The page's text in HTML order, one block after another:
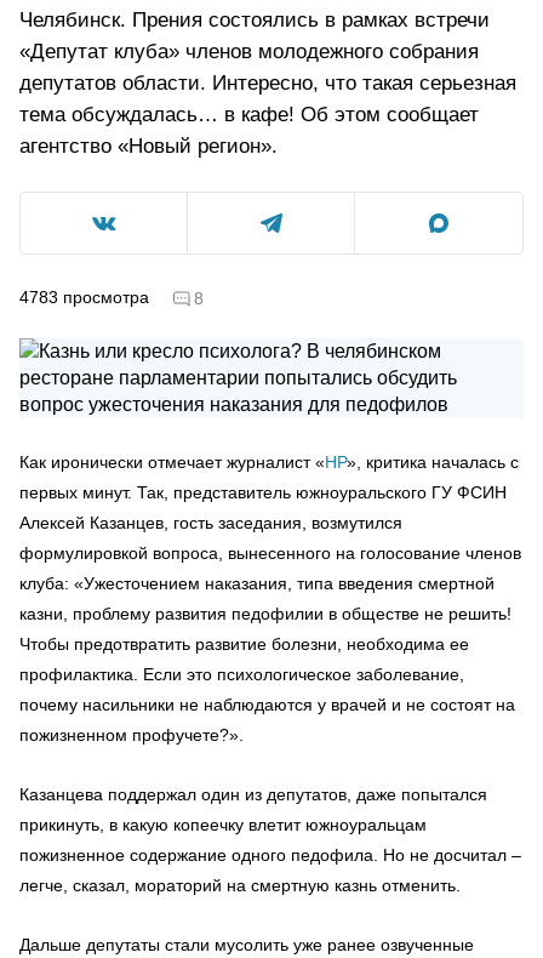
Челябинск. Прения состоялись в рамках встречи
«Депутат клуба» членов молодежного собрания
депутатов области. Интересно, что такая серьезная
тема обсуждалась… в кафе! Об этом сообщает
агентство «Новый регион».
4783 просмотра 8
Как иронически отмечает журналист «НР», критика началась с
первых минут. Так, представитель южноуральского ГУ ФСИН
Алексей Казанцев, гость заседания, возмутился
формулировкой вопроса, вынесенного на голосование членов
клуба: «Ужесточением наказания, типа введения смертной
казни, проблему развития педофилии в обществе не решить!
Чтобы предотвратить развитие болезни, необходима ее
профилактика. Если это психологическое заболевание,
почему насильники не наблюдаются у врачей и не состоят на
пожизненном профучете?».
Казанцева поддержал один из депутатов, даже попытался
прикинуть, в какую копеечку влетит южноуральцам
пожизненное содержание одного педофила. Но не досчитал –
легче, сказал, мораторий на смертную казнь отменить.
Дальше депутаты стали мусолить уже ранее озвученные